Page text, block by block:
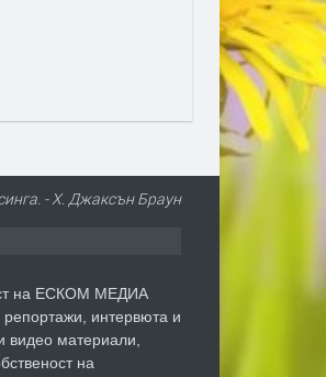
- Х. Джаксън Браун
на ЕСКОМ МЕДИА
интервюта и
видео материали,
на